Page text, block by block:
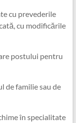
cu prevederile
cu modificările
postului pentru
de familie sau de
în specialitate